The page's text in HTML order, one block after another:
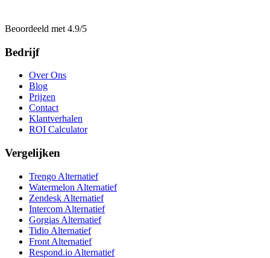
Beoordeeld met 4.9/5
Bedrijf
Over Ons
Blog
Prijzen
Contact
Klantverhalen
ROI Calculator
Vergelijken
Trengo Alternatief
Watermelon Alternatief
Zendesk Alternatief
Intercom Alternatief
Gorgias Alternatief
Tidio Alternatief
Front Alternatief
Respond.io Alternatief